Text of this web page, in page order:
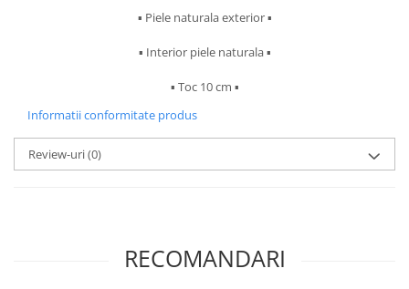
▪︎ Piele naturala exterior ▪︎
▪︎ Interior piele naturala ▪︎
▪︎ Toc 10 cm ▪︎
Informatii conformitate produs
Review-uri(0)
RECOMANDARI